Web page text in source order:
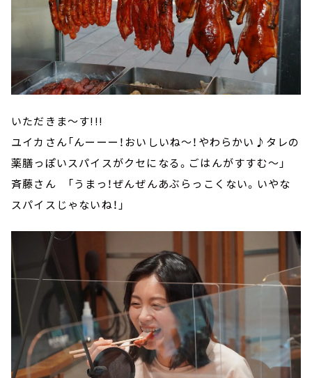
いただきま～す!!!
ユイカさん「んーーー！おいしいね～！やわらかい♪タレの
薬膳っぽいスパイスがクセになる。ごはんがすすむ～」
斉藤さん 「うまっ！ぜんぜんあぶらっこくない。いやな
スパイスじゃないね！」